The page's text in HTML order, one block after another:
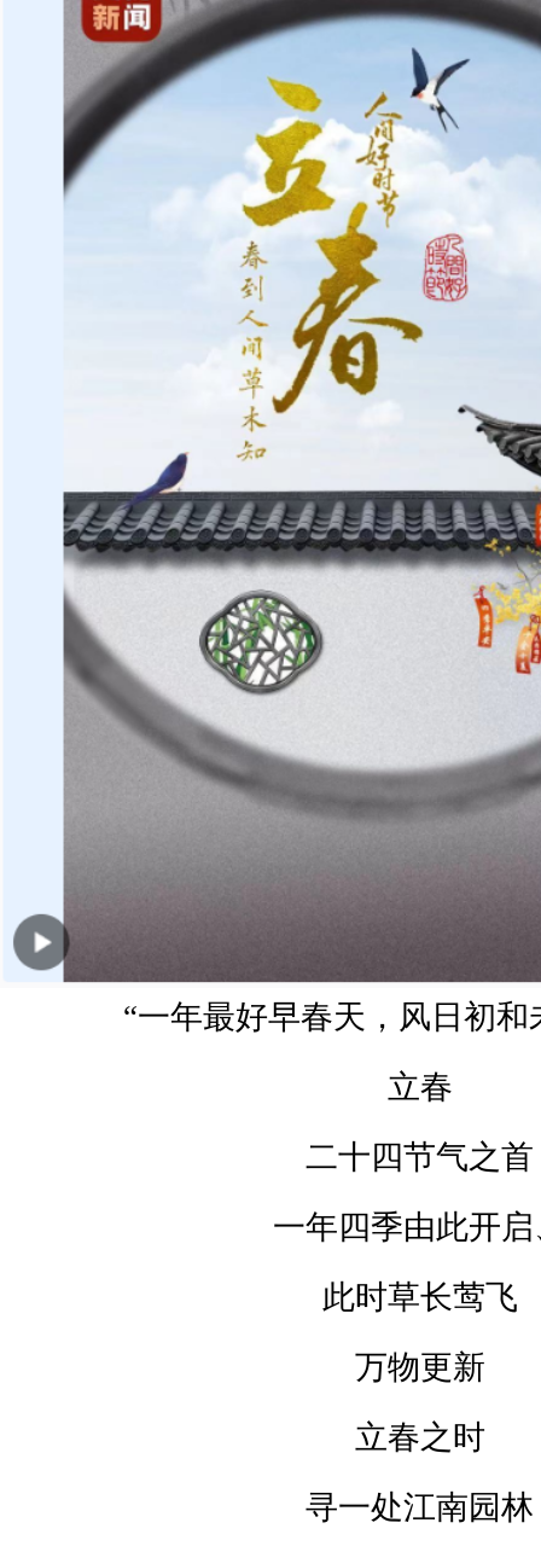
“一年最好早春天，风日初和
立春
二十四节气之首
一年四季由此开
此时草长莺飞
万物更新
立春之时
寻一处江南园林